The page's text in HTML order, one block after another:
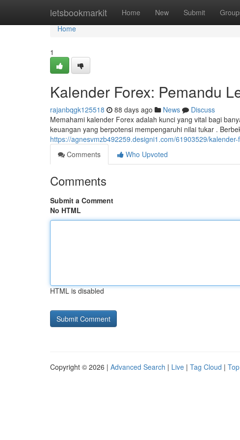
letsbookmarkit Home New Submit
Home
Home
1
Kalender Forex: Pemandu
rajanbqgk125518 88 days ago News
Discuss
Memahami kalender Forex adalah kunci yang vital bagi
keuangan yang berpotensi mempengaruhi nilai tukar .
https://agnesvmzb492259.designi1.com/61903529/
Comments
Who Upvoted
Comments
Submit a Comment
No HTML
HTML is disabled
Copyright © 2026 | Advanced Search | Live | Tag Cloud |